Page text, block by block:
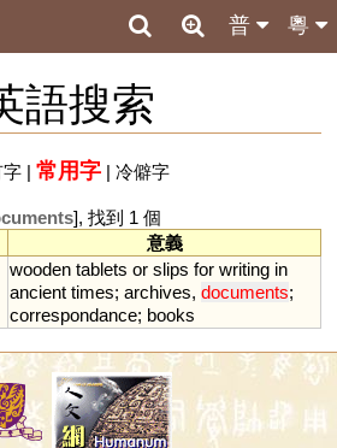
粵
普
語搜索
字| 常用字| 冷僻字
], 找到 1 個
意義
wooden tablets or slips for writing in
ancient times; archives, documents;
correspondance; books